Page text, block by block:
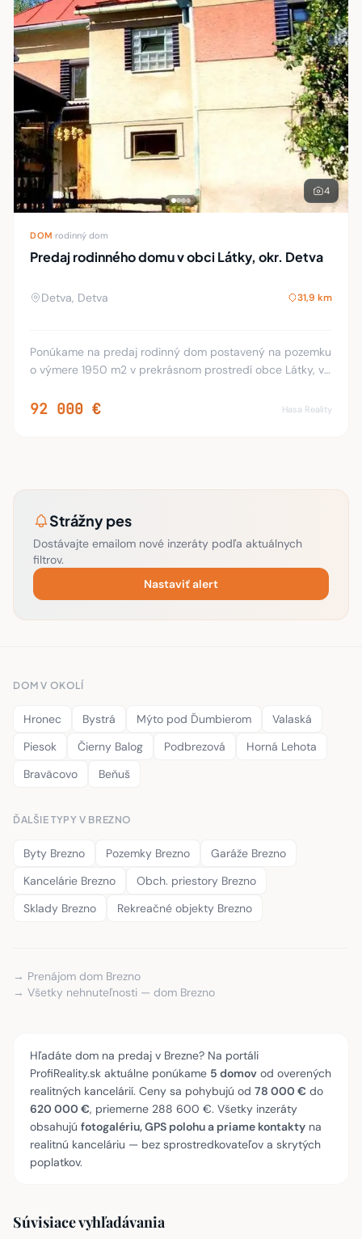
4
DOM rodinný dom
Predaj rodinného domu v obci Látky, okr. Detva
Detva, Detva 31,9 km
Ponúkame na predaj rodinný dom postavený na pozemku
o výmere 1950 m2 v prekrásnom prostredí obce Látky, v
v roku 1967. Na prízemí sa nachádza ch
92 000 € Hasa Reality
Strážny pes
Dostávajte emailom nové inzeráty podľa aktuálnych
filtrov.
Nastaviť alert
DOM V OKOLÍ
Hronec Bystrá Mýto pod Ďumbierom
Valaská
Piesok
Čierny Balog Podbrezová
Horná Lehota
Braväcovo
Beňuš
ĎALŠIE TYPY V BREZNO
Byty Brezno Pozemky Brezno
Garáže Brezno
Kancelárie Brezno
Obch. priestory Brezno
Sklady Brezno
Rekreačné objekty Brezno
→ Prenájom dom Brezno
→ Všetky nehnuteľnosti — dom Brezno
Hľadáte dom na predaj v Brezne? Na portáli
ProfiReality.sk aktuálne ponúkame 5 domov od overených
realitných kancelárií. Ceny sa pohybujú od 78 000 € do
620 000 €, priemerne 288 600 €. Všetky inzeráty
obsahujú fotogalériu, GPS polohu a priame kontakty na
realitnú kanceláriu — bez sprostredkovateľov a skrytých
poplatkov.
Súvisiace vyhľadávania